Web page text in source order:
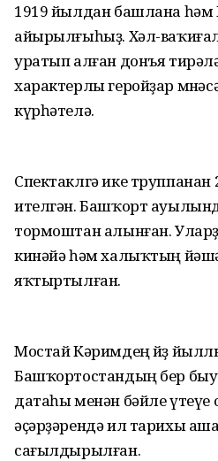
1919 йылдан башлана һәм
айырылғыһыҙ. Хәл-
уратып алған донъя
характерлы геройҙар
күрһәтелә.
Спектаклгә ике труппанан
ителгән. Башҡорт
тормоштан алынған.
кинәйә һәм халыҡтың
яҡтыртылған.
Мостай Кәримдең йөҙ
Башҡортостандың бер
датаһы менән бәйле
әҫәрҙәрендә ил тарихы
сағылдырылған.